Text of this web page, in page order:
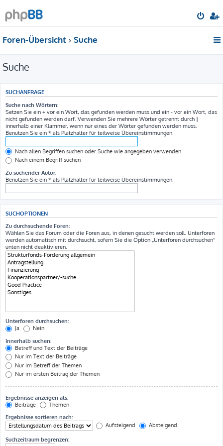
Foren-Übersicht Suche
Suche
SUCHANFRAGE
Suche nach Wörtern:
Setzen Sie ein + vor ein Wort, das gefunden werden muss und ein - vor ein Wort, das
nicht gefunden werden darf. Verwenden Sie mehrere Wörter getrennt durch |
innerhalb einer Klammer, wenn nur eines der Wörter gefunden werden muss.
Benutzen Sie ein * als Platzhalter für teilweise Übereinstimmungen.
Nach allen Begriffen suchen oder Suche wie angegeben verwenden
Nach einem Begriff suchen
Zu suchender Autor:
Benutzen Sie ein * als Platzhalter für teilweise Übereinstimmungen.
SUCHOPTIONEN
Zu durchsuchende Foren:
Wählen Sie das Forum oder die Foren aus, in denen gesucht werden soll. Unterforen
werden automatisch mit durchsucht, sofern Sie die Option „Unterforen durchsuchen“
unten nicht deaktivieren.
Unterforen durchsuchen:
Ja
Nein
Innerhalb suchen:
Betreff und Text der Beiträge
Nur im Text der Beiträge
Nur im Betreff der Themen
Nur im ersten Beitrag der Themen
Ergebnisse anzeigen als:
Beiträge
Themen
Ergebnisse sortieren nach:
Aufsteigend
Absteigend
Suchzeitraum begrenzen: